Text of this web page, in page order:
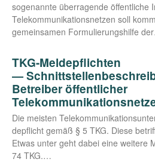
soge­nann­te über­ra­gen­de öffent­li­che
Tele­kom­mu­ni­ka­ti­ons­net­zen soll
gemein­sa­men For­mu­lie­rungs­hil­fe
TKG-Meldepflichten
—
Betreiber öffentlicher
Die meis­ten
de­pflicht gemäß § 5 TKG. Die­se
Etwas unter geht dabei eine wei­te­re
74 TKG.…